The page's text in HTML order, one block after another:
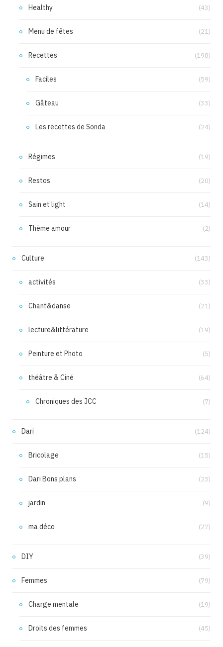
Healthy (43)
Menu de fêtes (21)
Recettes (198)
Faciles (59)
Gâteau (33)
Les recettes de Sonda (24)
Régimes (19)
Restos (20)
Sain et light (14)
Thème amour (2)
Culture (143)
activités (33)
Chant&danse (21)
lecture&littérature (19)
Peinture et Photo (5)
théâtre & Ciné (64)
Chroniques des JCC (7)
Dari (124)
Bricolage (15)
Dari Bons plans (23)
jardin (9)
ma déco (27)
DIY (39)
Femmes (79)
Charge mentale (19)
Droits des femmes (45)